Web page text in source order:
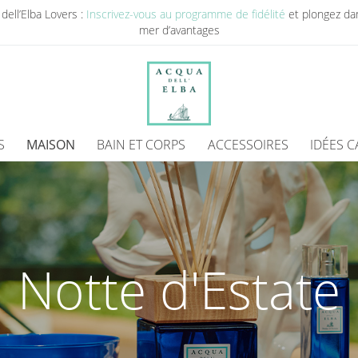
Lovers : Inscrivez-vous au programme de fidélité et plongez
mer d’avantages
MAISON BAIN ET CORPS ACCESSOIRES IDÉES
Notte d'Estate